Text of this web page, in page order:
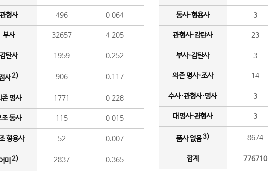
형사 496 0.064
부사 32657 4.205
탄사 1959 0.252
사2) 906 0.117
존 명사 1771 0.228
조 동사 115 0.015
형용사 52 0.007
미 2) 2837 0.365
동사·형용사 3
관형사·감탄사 23
부사·감탄사 3
의존 명사·조사 14
수사·관형사·명사 3
대명사·관형사 3
품사 없음3) 8674
합계 776710